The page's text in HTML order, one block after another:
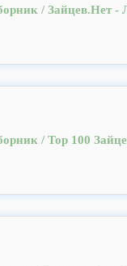
/ Зайцев.Нет -
/ Top 100